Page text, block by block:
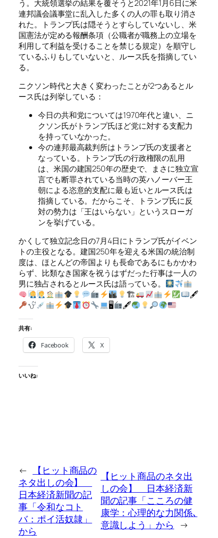
う。大統領選挙の結果を覆そうと2021年1月6日に米
連邦議会議事堂に乱入した多くの人の罪も取り消さ
れた。トランプ氏は隠そうとすらしていないし、米
国憲法が定める報酬条項（公職者が職務上の立場を
利用して利益を受けることを禁じる規定）を順守し
ているふりもしていないと、 ルース氏を指摘してい
る。
ニクソン時代と大きく変わったことが2つあるとル
ース氏は列挙している：
今日の共和党については1970年代と違い、ニ
クソン氏がトランプ氏ほど党に対する支配力
を持っていなかった。
今の連邦最高裁判所はトランプ氏の支援者と
なっている。トランプ氏の行政権限の乱用
は、米国の建国250年の歴史で、まさに独立宣
言でも断罪されている当時の英ハノーバー王
朝による恣意的支配に最も近いとルース氏は
指摘している。だからこそ、トランプ氏に反
対の勢力は「王はいらない」というスローガ
ンを挙げている。
かくして独立記念日の7月4日にトランプ氏がイベン
トの主役となる。建国250年を迎える米国の統治制
度は、ほとんどの帝国よりも長命であるにもかかわ
らず、比類なき国家を祝うはずだった行事は一人の
男に独占されるとルース氏は語っている。
🏗
🖋
🖥
🖋
共有:
Facebook X
いいね:
←
【ヒット商品の
ネタ出しの会】
日本経済新聞の記
事「令和なコト
バ：ポイ活奴隷」
から
【ヒット商品のネタ出
しの会】 日本経済新
聞の記事「こころの健
康学：心理的な力関係､
意識しよう」から
→